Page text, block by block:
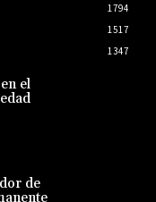
1794
1517
1347
el
de